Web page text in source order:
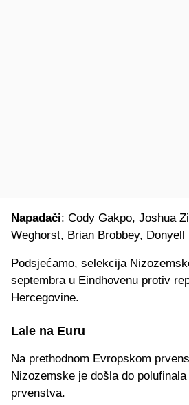
Napadači: Cody Gakpo, Joshua
Weghorst, Brian Brobbey, Donyell
Podsjećamo, selekcija
septembra u Eindhovenu protiv
Hercegovine.
Lale na Euru
Na prethodnom Evropskom
Nizozemske je došla do
prvenstva.